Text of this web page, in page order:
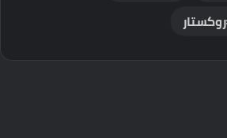
روكستار